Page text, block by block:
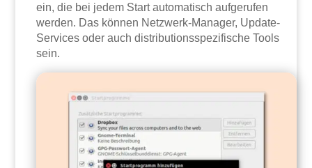
ein, die bei jedem Start automatisch aufgerufen
werden. Das können Netzwerk-Manager, Update-
Services oder auch distributionsspezifische Tools
sein.